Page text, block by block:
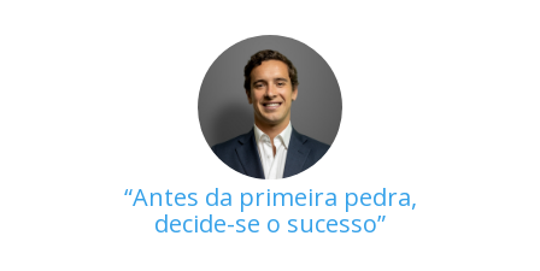
Antes da primeira pedra,
decide-se o sucesso